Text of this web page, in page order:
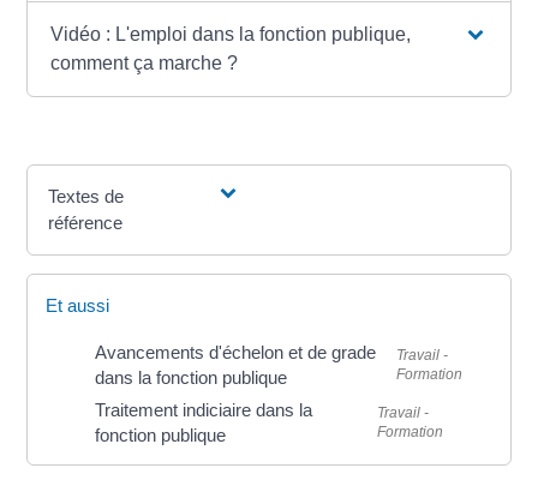
Vidéo : L'emploi dans la fonction publique,
comment ça marche ?
Textes de
référence
Et aussi
Avancements d'échelon et de grade
dans la fonction publique
Travail -
Formation
Traitement indiciaire dans la
fonction publique
Travail -
Formation